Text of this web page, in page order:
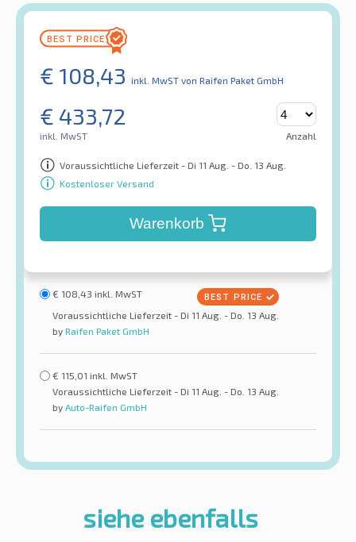
€ 108,43 inkl. MwST von Raifen Paket GmbH
€ 433,72
inkl. MwST Anzahl
Voraussichtliche Lieferzeit - Di 11 Aug. - Do. 13 Aug.
Kostenloser Versand
Warenkorb
€ 108,43 inkl. MwST
Voraussichtliche Lieferzeit - Di 11 Aug. - Do. 13 Aug.
by Raifen Paket GmbH
€ 115,01 inkl. MwST
Voraussichtliche Lieferzeit - Di 11 Aug. - Do. 13 Aug.
by Auto-Raifen GmbH
siehe ebenfalls